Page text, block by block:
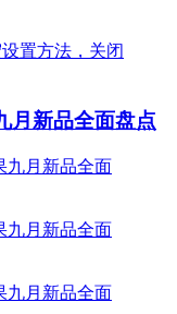
月新品全面盘点